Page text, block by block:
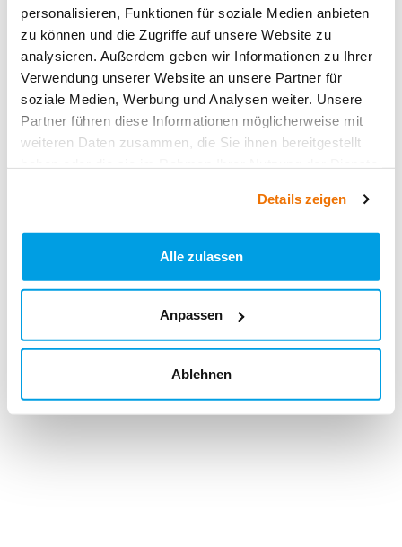
personalisieren, Funktionen für soziale Medien anbieten
zu können und die Zugriffe auf unsere Website zu
analysieren. Außerdem geben wir Informationen zu Ihrer
Verwendung unserer Website an unsere Partner für
soziale Medien, Werbung und Analysen weiter. Unsere
Partner führen diese Informationen möglicherweise mit
weiteren Daten zusammen, die Sie ihnen bereitgestellt
Details zeigen
Alle zulassen
Anpassen
Ablehnen